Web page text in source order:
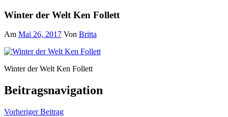
Winter der Welt Ken Follett
Am Mai 26, 2017 Von Britta
Winter der Welt Ken Follett
Beitragsnavigation
Vorheriger Beitrag